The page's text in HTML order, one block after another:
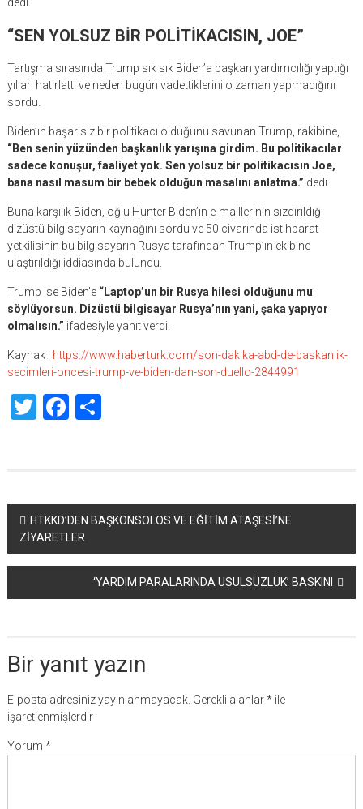
“SEN YOLSUZ BİR POLİTİKACISIN, JOE”
Tartışma sırasında Trump sık sık Biden’a başkan yardımcılığı yaptığı
yılları hatırlattı ve neden bugün vadettiklerini o zaman yapmadığını
sordu.
Biden’ın başarısız bir politikacı olduğunu savunan Trump, rakibine,
“Ben senin yüzünden başkanlık yarışına girdim. Bu politikacılar
sadece konuşur, faaliyet yok. Sen yolsuz bir politikacısın Joe,
bana nasıl masum bir bebek olduğun masalını anlatma.” dedi.
Buna karşılık Biden, oğlu Hunter Biden’ın e-maillerinin sızdırıldığı
dizüstü bilgisayarın kaynağını sordu ve 50 civarında istihbarat
yetkilisinin bu bilgisayarın Rusya tarafından Trump’ın ekibine
ulaştırıldığı iddiasında bulundu.
Trump ise Biden’e “Laptop’un bir Rusya hilesi olduğunu mu
söylüyorsun. Dizüstü bilgisayar Rusya’nın yani, şaka yapıyor
olmalısın.” ifadesiyle yanıt verdi.
Kaynak : https://www.haberturk.com/son-dakika-abd-de-baskanlik-
secimleri-oncesi-trump-ve-biden-dan-son-duello-2844991
TwitterFacebook
Share
Yazı
dolaşımı
HTKKD’DEN BAŞKONSOLOS VE EĞİTİM ATAŞESİ’NE
ZİYARETLER
‘YARDIM PARALARINDA USULSÜZLÜK’ BASKINI
Bir yanıt yazın
E-posta adresiniz yayınlanmayacak. Gerekli alanlar*ile
işaretlenmişlerdir
Yorum *